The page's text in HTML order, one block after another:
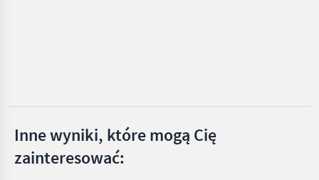
Snorkel
Haulotte
Pokaż
Inne wyniki, które mogą Cię
zainteresować: